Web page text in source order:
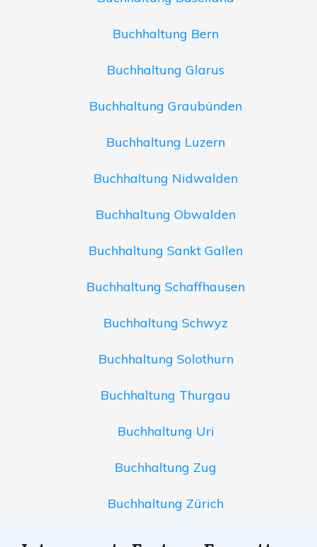
Buchhaltung Bern
Buchhaltung Glarus
Buchhaltung Graubünden
Buchhaltung Luzern
Buchhaltung Nidwalden
Buchhaltung Obwalden
Buchhaltung Sankt Gallen
Buchhaltung Schaffhausen
Buchhaltung Schwyz
Buchhaltung Solothurn
Buchhaltung Thurgau
Buchhaltung Uri
Buchhaltung Zug
Buchhaltung Zürich